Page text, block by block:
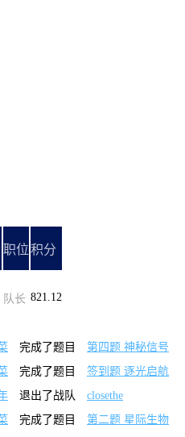
职位积分
队长 821.12
完成了题目
第四题 神秘信号
完成了题目
签到题 逐光启航
退出了战队
closethe
完成了题目
第二题 星际生物